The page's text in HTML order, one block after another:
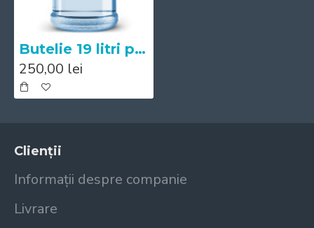
Butelie 19 litri pentru cooler
250,00 lei
Clienții
Informații despre companie
Livrare